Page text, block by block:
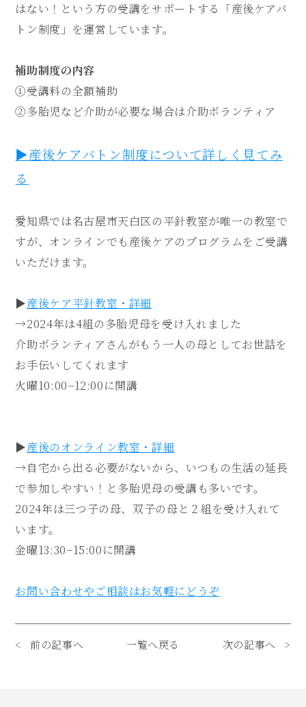
はない！という方の受講をサポートする「産後ケアバ
トン制度」を運営しています。
補助制度の内容
①受講料の全額補助
②多胎児など介助が必要な場合は介助ボランティア
▶︎産後ケアバトン制度について詳しく見てみ
る
愛知県では名古屋市天白区の平針教室が唯一の教室で
すが、オンラインでも産後ケアのプログラムをご受講
いただけます。
▶︎産後ケア平針教室・詳細
→2024年は4組の多胎児母を受け入れました
介助ボランティアさんがもう一人の母としてお世話を
お手伝いしてくれます
火曜10:00−12:00に開講
▶︎産後のオンライン教室・詳細
→自宅から出る必要がないから、いつもの生活の延長
で参加しやすい！と多胎児母の受講も多いです。
2024年は三つ子の母、双子の母と２組を受け入れて
います。
金曜13:30−15:00に開講
お問い合わせやご相談はお気軽にどうぞ
前の記事へ 一覧へ戻る 次の記事へ